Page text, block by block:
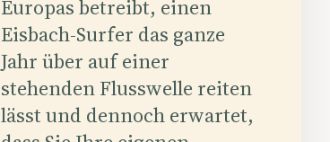
Europas betreibt, einen
Eisbach-Surfer das ganze
Jahr über auf einer
stehenden Flusswelle reiten
lässt und dennoch erwartet,